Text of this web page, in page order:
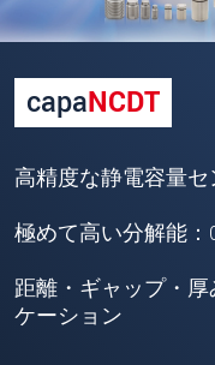
capaNCDT
高精度な静電容量
極めて高い分解能：
距離・ギャップ・
ケーション
*
会社名*
所在地
郵便番号
所在地 *
国 *